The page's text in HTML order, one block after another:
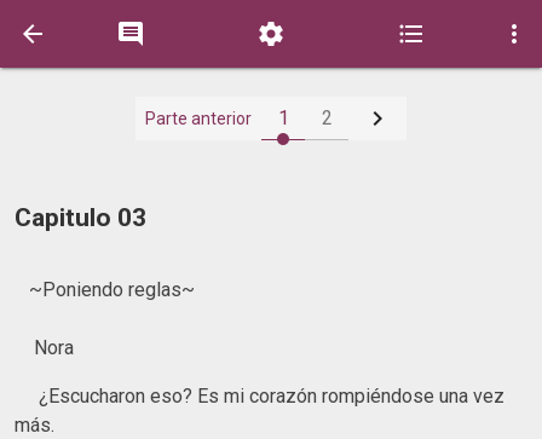
    
Parte anterior 1 2 
Capitulo 03
~Poniendo reglas~
Nora
¿Escucharon eso? Es mi corazón rompiéndose una vez
más.